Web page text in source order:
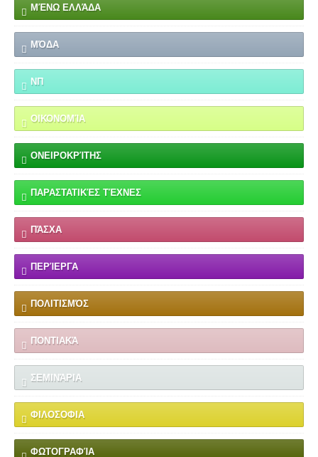
ΜΈΝΩ ΕΛΛΆΔΑ
ΜΌΔΑ
ΝΠ
ΟΙΚΟΝΟΜΊΑ
ΟΝΕΙΡΟΚΡΊΤΗΣ
ΠΑΡΑΣΤΑΤΙΚΈΣ ΤΈΧΝΕΣ
ΠΆΣΧΑ
ΠΕΡΊΕΡΓΑ
ΠΟΛΙΤΙΣΜΌΣ
ΠΟΝΤΙΑΚΆ
ΣΕΜΙΝΆΡΙΑ
ΦΙΛΟΣΟΦΙΑ
ΦΩΤΟΓΡΑΦΊΑ